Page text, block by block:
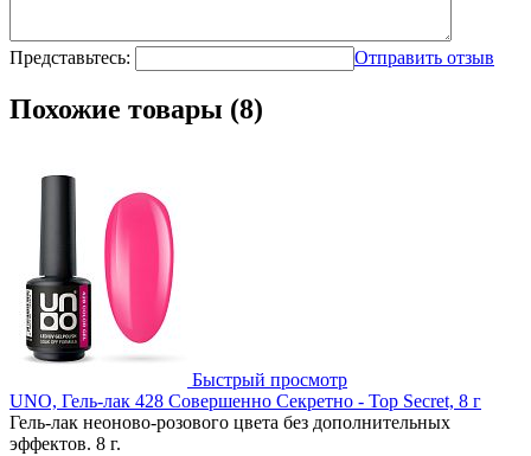
Представьтесь: Отправить отзыв
Похожие товары (8)
Быстрый просмотр
UNO, Гель-лак 428 Совершенно Секретно - Top Secret, 8 г
Гель-лак неоново-розового цвета без дополнительных
эффектов. 8 г.